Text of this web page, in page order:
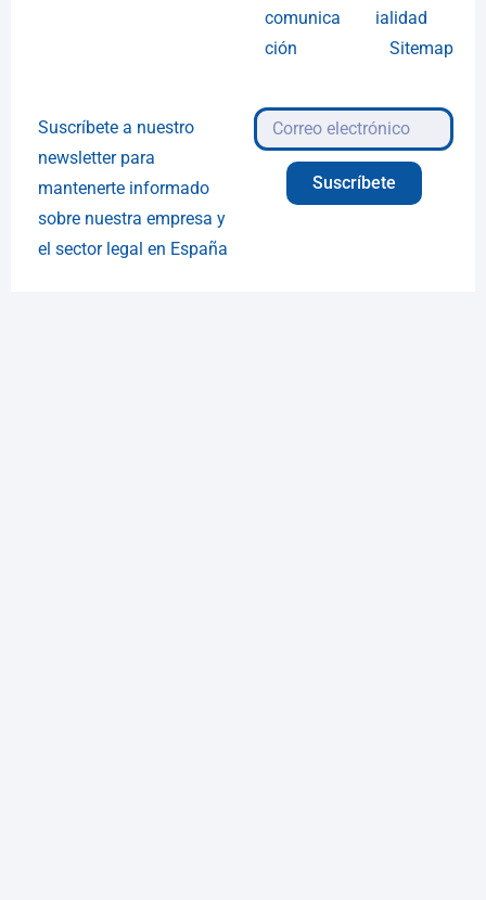
comunica
ción
ialidad
Sitemap
Suscríbete a nuestro
newsletter para
mantenerte informado
sobre nuestra empresa y
el sector legal en España
Suscríbete